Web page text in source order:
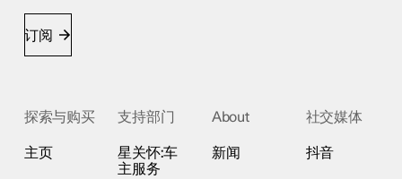
订阅
探索与购买
主页
支持部门
星关怀:车
主服务
About
新闻
社交媒体
抖音